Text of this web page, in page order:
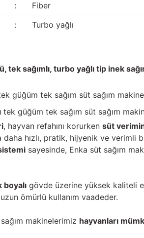
:
Fiber
: Turbo yağlı
tek sağımlı, turbo yağlı tip inek
güğüm tek sağım süt sağım
tek güğüm tek sağım süt sağım
, hayvan refahını korurken süt
daha hızlı, pratik, hijyenik ve verimli
sayesinde, Enka süt sağım
gövde üzerine yüksek kaliteli
ömürlü kullanım vaadeder.
makinelerimiz hayvanları